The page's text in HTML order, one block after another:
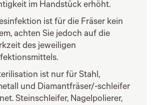
im Handstück erhöht.
ist für die Fräser kein
achten Sie jedoch auf die
des jeweiligen
ist nur für Stahl,
und Diamantfräser/-schleifer
Steinschleifer, Nagelpolierer,